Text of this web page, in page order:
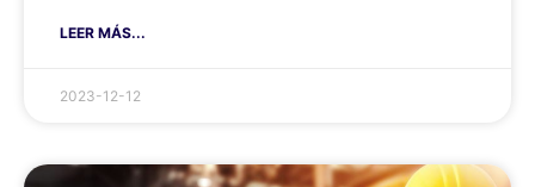
LEER MÁS...
2023-12-12